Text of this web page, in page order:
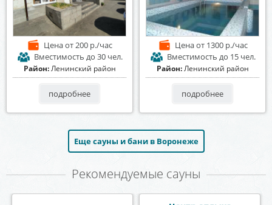
Ценаот 200 р./час
Вместимость до 30 чел.
Район:Ленинский район
подробнее
Ценаот 1300 р./час
Вместимость до 15 чел.
Район:Ленинский район
подробнее
Еще сауны и бани в Воронеже
Рекомендуемые сауны